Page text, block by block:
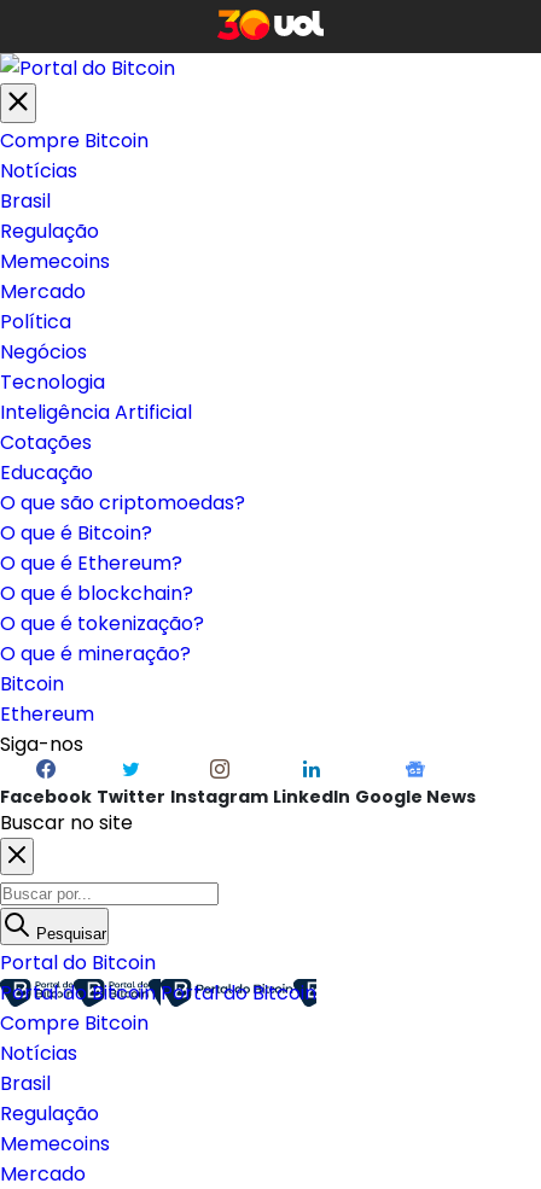
Compre Bitcoin
Notícias
Brasil
Regulação
Memecoins
Mercado
Política
Negócios
Tecnologia
Inteligência Artificial
Cotações
Educação
O que são criptomoedas?
O que é Bitcoin?
O que é Ethereum?
O que é blockchain?
O que é tokenização?
O que é mineração?
Bitcoin
Ethereum
Siga-nos
Facebook Twitter Instagram LinkedIn Google News
Buscar no site
Pesquisar
Portal do Bitcoin
Portal do BitcoinPortal do Bitcoin
Compre Bitcoin
Notícias
Brasil
Regulação
Memecoins
Mercado